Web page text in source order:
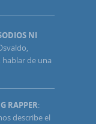
NI
hablar de una
RAPPER:
describe el